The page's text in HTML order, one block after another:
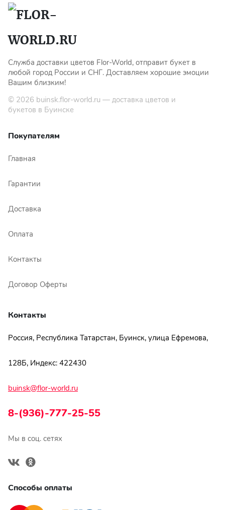
Служба доставки цветов Flor-World, отправит букет в
любой город России и СНГ. Доставляем хорошие эмоции
Вашим близким!
© 2026 buinsk.flor-world.ru — доставка цветов и
букетов в Буинске
Покупателям
Главная
Гарантии
Доставка
Оплата
Контакты
Договор Оферты
Контакты
Россия, Республика Татарстан, Буинск, улица Ефремова,
128Б, Индекс: 422430
buinsk@flor-world.ru
8-(936)-777-25-55
Мы в соц. сетях
Способы оплаты